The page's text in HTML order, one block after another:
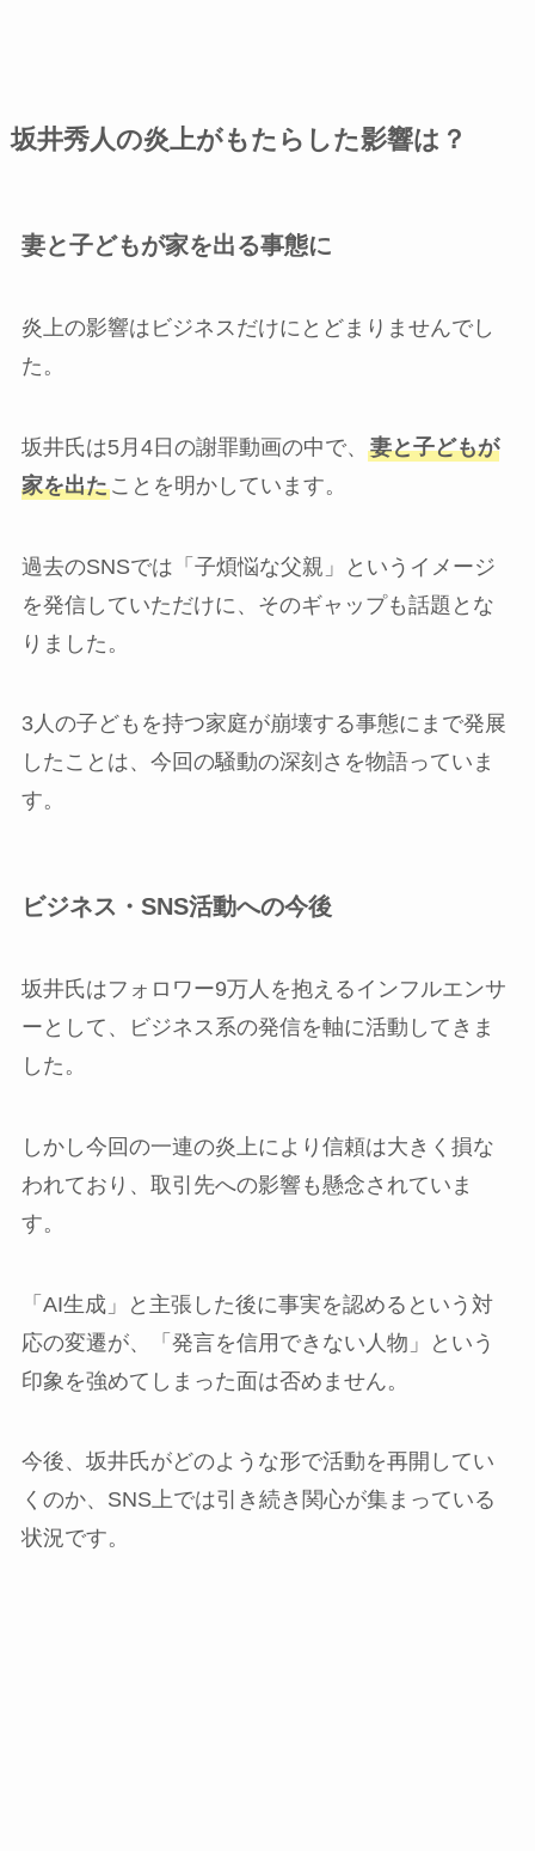
坂井秀人の炎上がもたらした影響は？
妻と子どもが家を出る事態に
炎上の影響はビジネスだけにとどまりませんでし
た。
坂井氏は5月4日の謝罪動画の中で、 妻と子どもが
家を出たことを明かしています。
過去のSNSでは「子煩悩な父親」というイメージ
を発信していただけに、そのギャップも話題とな
りました。
3人の子どもを持つ家庭が崩壊する事態にまで発展
したことは、今回の騒動の深刻さを物語っていま
す。
ビジネス・SNS活動への今後
坂井氏はフォロワー9万人を抱えるインフルエンサ
ーとして、ビジネス系の発信を軸に活動してきま
した。
しかし今回の一連の炎上により信頼は大きく損な
われており、取引先への影響も懸念されていま
す。
「AI生成」と主張した後に事実を認めるという対
応の変遷が、「発言を信用できない人物」という
印象を強めてしまった面は否めません。
今後、坂井氏がどのような形で活動を再開してい
くのか、SNS上では引き続き関心が集まっている
状況です。